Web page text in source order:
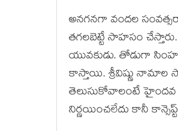
అనగనగా వందల
తగలబెట్టే సాహసం
యువకుడు. తోడుగా
కాస్తాయి. శ్రీవిష్ణు నామాల
తెలుసుకోవాలంటే హైందవ
నిర్ణయించలేదు కానీ